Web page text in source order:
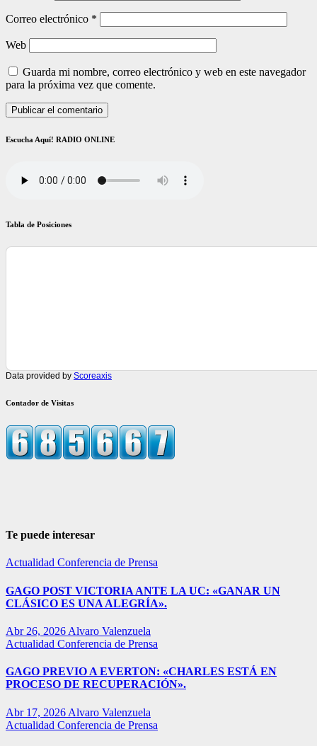
Correo electrónico *
Web
Guarda mi nombre, correo electrónico y web en este navegador
para la próxima vez que comente.
Escucha Aquí! RADIO ONLINE
Tabla de Posiciones
Data provided by Scoreaxis
Contador de Visitas
Te puede interesar
Actualidad Conferencia de Prensa
GAGO POST VICTORIA ANTE LA UC: «GANAR UN
CLÁSICO ES UNA ALEGRÍA».
Abr 26, 2026 Alvaro Valenzuela
Actualidad Conferencia de Prensa
GAGO PREVIO A EVERTON: «CHARLES ESTÁ EN
PROCESO DE RECUPERACIÓN».
Abr 17, 2026 Alvaro Valenzuela
Actualidad Conferencia de Prensa